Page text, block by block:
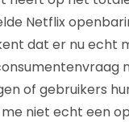
Netflix
dat er nu echt
of gebruikers
niet echt een